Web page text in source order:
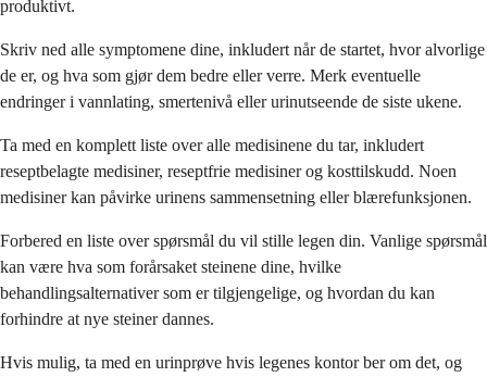
produktivt.
Skriv ned alle symptomene dine, inkludert når de startet, hvor alvorlige
de er, og hva som gjør dem bedre eller verre. Merk eventuelle
endringer i vannlating, smertenivå eller urinutseende de siste ukene.
Ta med en komplett liste over alle medisinene du tar, inkludert
reseptbelagte medisiner, reseptfrie medisiner og kosttilskudd. Noen
medisiner kan påvirke urinens sammensetning eller blærefunksjonen.
Forbered en liste over spørsmål du vil stille legen din. Vanlige spørsmål
kan være hva som forårsaket steinene dine, hvilke
behandlingsalternativer som er tilgjengelige, og hvordan du kan
forhindre at nye steiner dannes.
Hvis mulig, ta med en urinprøve hvis legenes kontor ber om det, og